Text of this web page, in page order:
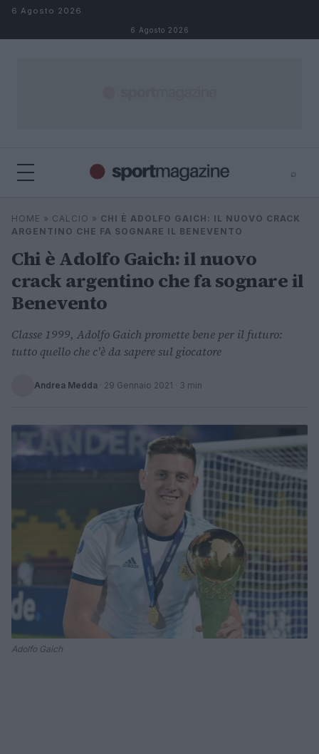
Salta al contenuto
6 Agosto 2026
6 Agosto 2026
⌕
Cerca
⌕ ×
HOME » CALCIO » CHI È ADOLFO GAICH: IL NUOVO CRACK
ARGENTINO CHE FA SOGNARE IL BENEVENTO
Chi è Adolfo Gaich: il nuovo
crack argentino che fa sognare il
Benevento
Classe 1999, Adolfo Gaich promette bene per il futuro:
tutto quello che c'è da sapere sul giocatore
Andrea Medda · 29 Gennaio 2021 · 3 min
Adolfo Gaich